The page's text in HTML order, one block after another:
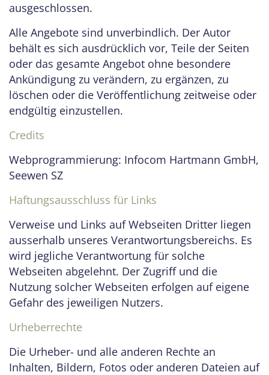
ausgeschlossen.
Alle Angebote sind unverbindlich. Der Autor
behält es sich ausdrücklich vor, Teile der Seiten
oder das gesamte Angebot ohne besondere
Ankündigung zu verändern, zu ergänzen, zu
löschen oder die Veröffentlichung zeitweise oder
endgültig einzustellen.
Credits
Webprogrammierung: Infocom Hartmann GmbH,
Seewen SZ
Haftungsausschluss für Links
Verweise und Links auf Webseiten Dritter liegen
ausserhalb unseres Verantwortungsbereichs. Es
wird jegliche Verantwortung für solche
Webseiten abgelehnt. Der Zugriff und die
Nutzung solcher Webseiten erfolgen auf eigene
Gefahr des jeweiligen Nutzers.
Urheberrechte
Die Urheber- und alle anderen Rechte an
Inhalten, Bildern, Fotos oder anderen Dateien auf